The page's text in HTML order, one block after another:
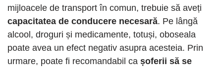
mijloacele de transport în comun, trebuie să aveți
capacitatea de conducere necesară. Pe lângă
alcool, droguri și medicamente, totuși, oboseala
poate avea un efect negativ asupra acesteia. Prin
urmare, poate fi recomandabil ca șoferii să se